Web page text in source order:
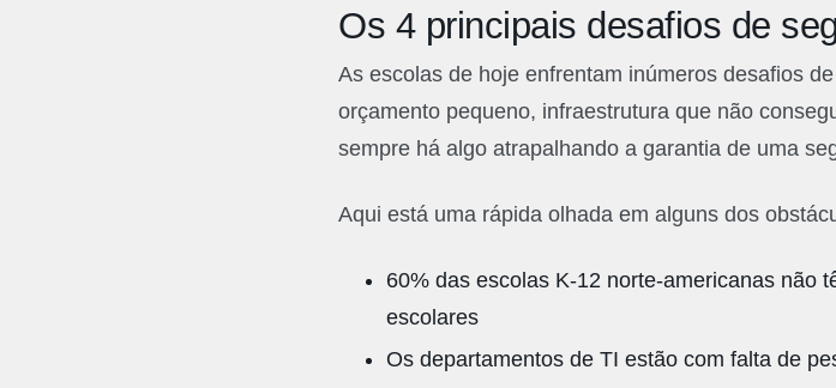
Os 4 principais desafios de
As escolas de hoje enfrentam inúmeros desafios
orçamento pequeno, infraestrutura que não
sempre há algo atrapalhando a garantia de uma
Aqui está uma rápida olhada em alguns dos
60% das escolas K-12 norte-americanas não
escolares
Os departamentos de TI estão com falta de